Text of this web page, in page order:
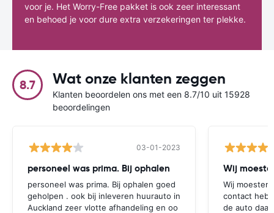
voor je. Het Worry-Free pakket is ook zeer interessant
en behoed je voor dure extra verzekeringen ter plekke.
8.7 Wat onze klanten zeggen
Klanten beoordelen ons met een 8.7/10 uit 15928
beoordelingen
03-01-2023
personeel was prima. Bij ophalen
personeel was prima. Bij ophalen goed
geholpen . ook bij inleveren huurauto in
Auckland zeer vlotte afhandeling en oo
Wij
Wij moesten
contact
de auto